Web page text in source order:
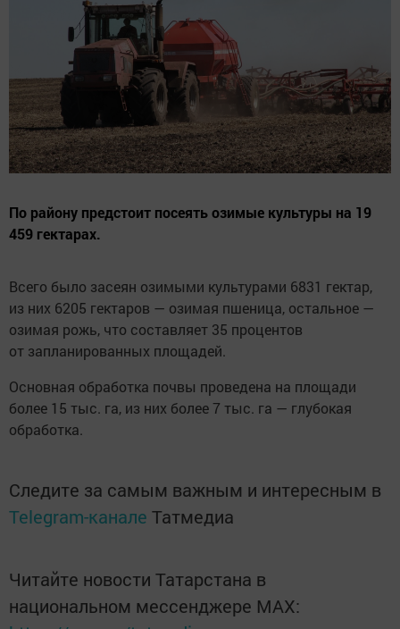
По району предстоит посеять озимые культуры на 19
459 гектарах.
Всего было засеян озимыми культурами 6831 гектар,
из них 6205 гектаров — озимая пшеница, остальное —
озимая рожь, что составляет 35 процентов
от запланированных площадей.
Основная обработка почвы проведена на площади
более 15 тыс. га, из них более 7 тыс. га — глубокая
обработка.
Следите за самым важным и интересным в
Telegram-канале Татмедиа
Читайте новости Татарстана в
национальном мессенджере MАХ: